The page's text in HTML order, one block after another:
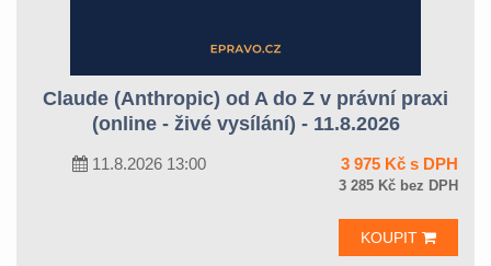
Claude (Anthropic) od A do Z v právní praxi
(online - živé vysílání) - 11.8.2026
11.8.2026 13:00 3 975 Kč s DPH
3 285 Kč bez DPH
KOUPIT